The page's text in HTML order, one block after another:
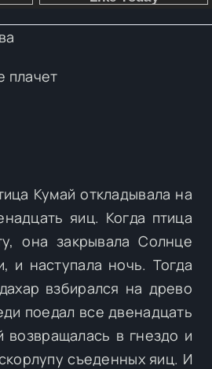
плачет
Кумай откладывала на
яиц. Когда птица
она закрывала Солнце
и наступала ночь. Тогда
взбирался на древо
поедал все двенадцать
возвращалась в гнездо и
съеденных яиц. И